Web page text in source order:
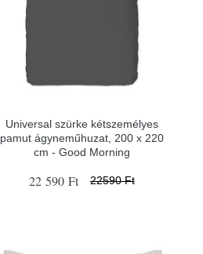
Universal szürke kétszemélyes
pamut ágyneműhuzat, 200 x 220
cm - Good Morning
22 590 Ft 22590 Ft